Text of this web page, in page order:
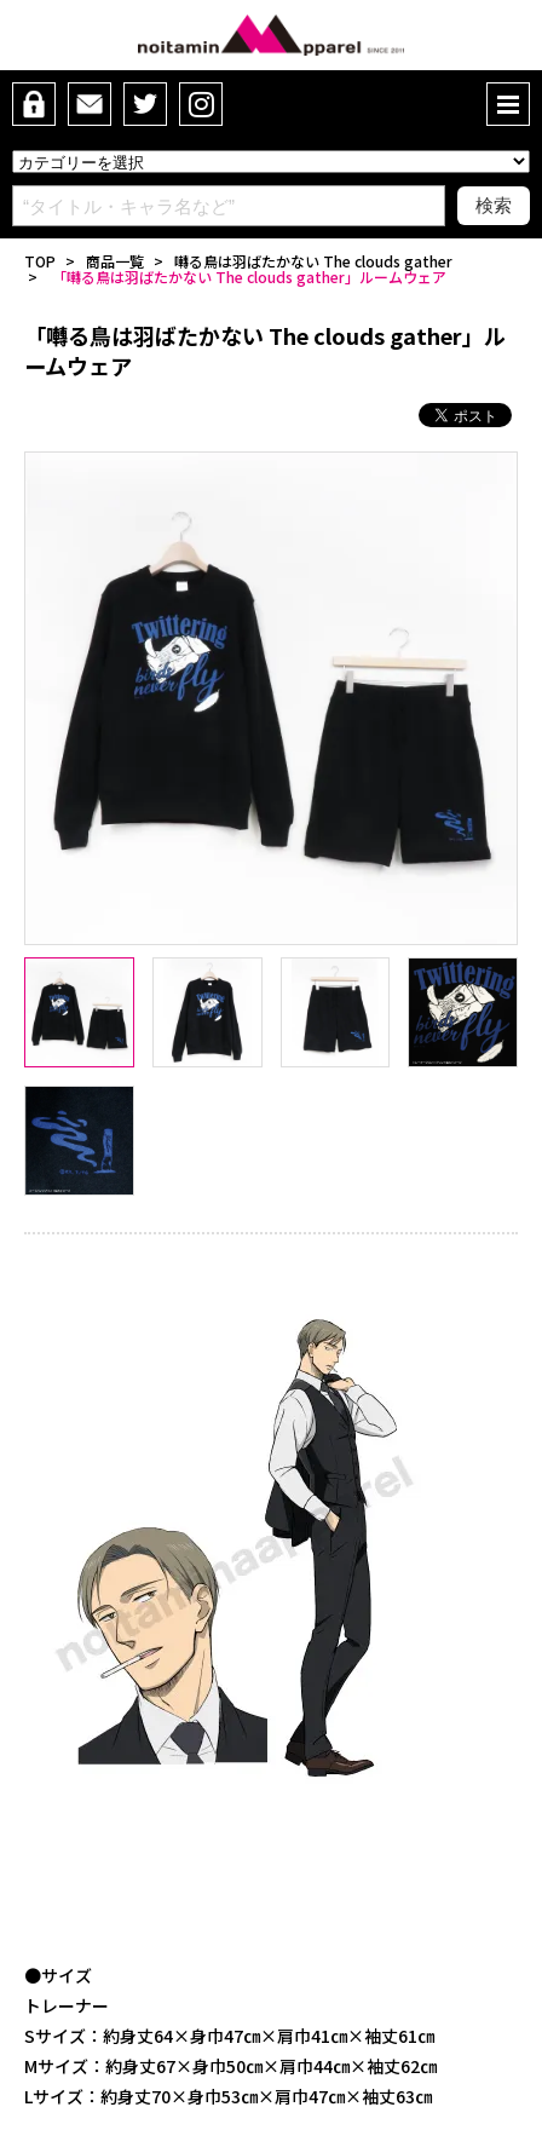
TOP > 商品一覧 > 囀る鳥は羽ばたかない The clouds gather
> 「囀る鳥は羽ばたかない The clouds gather」ルームウェア
「囀る鳥は羽ばたかない The clouds gather」ル
ームウェア
●サイズ
トレーナー
Sサイズ：約身丈64×身巾47㎝×肩巾41㎝×袖丈61㎝
Mサイズ：約身丈67×身巾50㎝×肩巾44㎝×袖丈62㎝
Lサイズ：約身丈70×身巾53㎝×肩巾47㎝×袖丈63㎝